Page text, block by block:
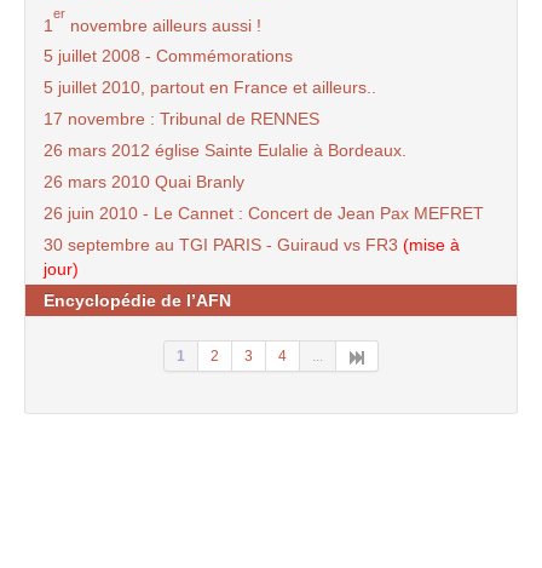
1
er
novembre ailleurs aussi !
5 juillet 2008 - Commémorations
5 juillet 2010, partout en France et ailleurs..
17 novembre : Tribunal de RENNES
26 mars 2012 église Sainte Eulalie à Bordeaux.
26 mars 2010 Quai Branly
26 juin 2010 - Le Cannet : Concert de Jean Pax MEFRET
30 septembre au TGI PARIS - Guiraud vs FR3 (mise à
jour)
Encyclopédie de l’AFN
1 2 3 4 ...